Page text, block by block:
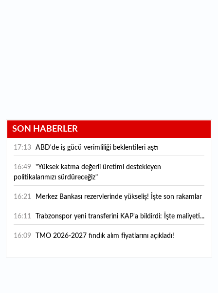
SON HABERLER
17:13 ABD'de iş gücü verimliliği beklentileri aştı
16:49
politikalarımızı sürdüreceğiz"
16:21 Merkez Bankası rezervlerinde yükseliş! İşte son rakamlar
16:11 Trabzonspor yeni transferini KAP'a bildirdi: İşte maliyeti...
16:09 TMO 2026-2027 fındık alım fiyatlarını açıkladı!
15:59 Bankacılık sektörünün toplam mevduatı geriledi